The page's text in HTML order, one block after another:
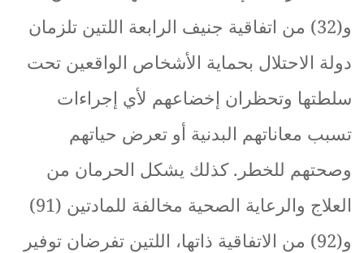
و(32) من اتفاقية جنيف الرابعة اللتين تلزمان
دولة الاحتلال بحماية الأشخاص الواقعين تحت
سلطتها وتحظران إخضاعهم لأي إجراءات
تسبب معاناتهم البدنية أو تعرض حياتهم
وصحتهم للخطر .كذلك يشكل الحرمان من
العلاج والرعاية الصحية مخالفة للمادتين (91)
و(92) من الاتفاقية ذاتها، اللتين تفرضان توفير